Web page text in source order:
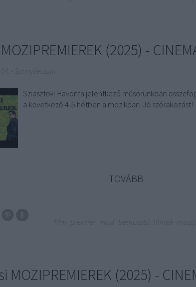
(2025) -
Sziasztok! Havonta jelentkező műsorunkban
a következő 4-5 hétben a mozikban. Jó szórakozást!
TOVÁBB
MOZIPREMIEREK (2025) -